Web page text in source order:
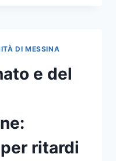
DI MESSINA
e del
ritardi